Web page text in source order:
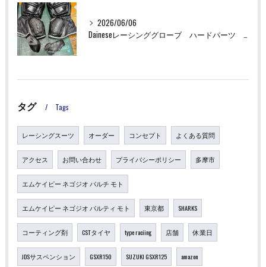
2026/06/06
Daineseレーシンググローブ ハードパーツ 破損 修理
タグ Tags
レーシングスーツ オーダー コンセプト よくある質問
アクセス お問い合わせ プライバシーポリシー 多摩市
エムケイピー ネゴジオ パルチ モト
エムケイピー ネゴジオ パルティ モト 東京都 SHARKS
コーティング剤 CSTタイヤ type raciing 店舗 休業日
JDSサスペンション GSXR150 SUZUKI GSXR125 amazon